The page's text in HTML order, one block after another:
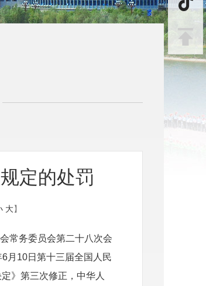
定的处罚
大】
常务委员会第二十八次会
月10日第十三届全国人民
》第三次修正，中华人